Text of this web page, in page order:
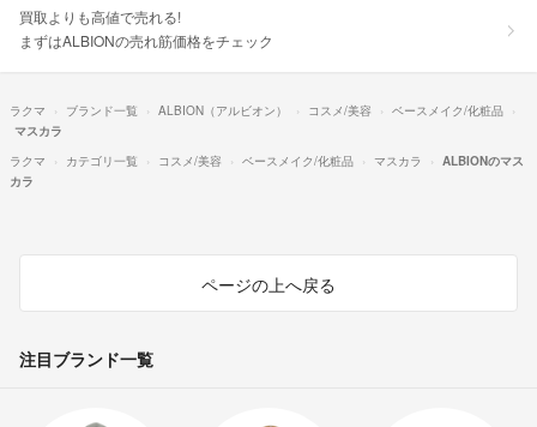
買取よりも高値で売れる!
まずはALBIONの売れ筋価格をチェック
ラクマ ブランド一覧 ALBION（アルビオン） コスメ/美容
ベースメイク/化粧品
マスカラ
ラクマ
カテゴリ一覧 コスメ/美容 ベースメイク/化粧品 マスカラ
ALBIONのマス
カラ
ページの上へ戻る
注目ブランド一覧